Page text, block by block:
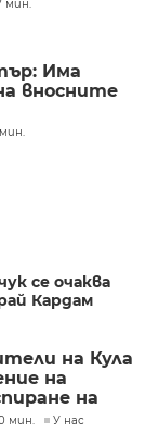
мин.
Има
вносните
се очаква
Кардам
на Кула
на
на
мин. У нас